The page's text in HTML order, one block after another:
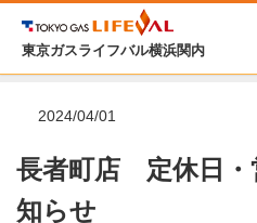
東京ガスライフバル横浜関内
2024/04/01
長者町店 定休日・
知らせ